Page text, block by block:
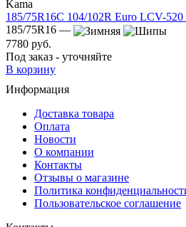
Kama
185/75R16C 104/102R Euro LCV-
185/75R16 —
7780 руб.
Под заказ - уточняйте
В корзину
Информация
Доставка товара
Оплата
Новости
О компании
Контакты
Отзывы о магазине
Политика
Пользовательское соглашение